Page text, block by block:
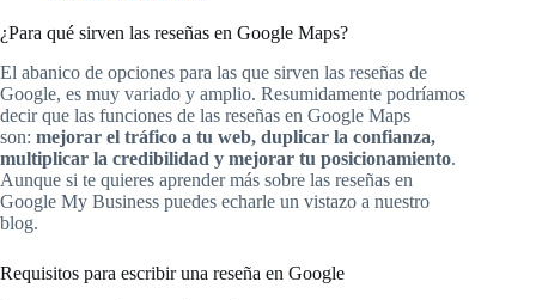
¿Para qué sirven las reseñas en Google Maps?
El abanico de opciones para las que sirven las reseñas de
Google, es muy variado y amplio. Resumidamente podríamos
decir que las funciones de las reseñas en Google Maps
son: mejorar el tráfico a tu web, duplicar la confianza,
multiplicar la credibilidad y mejorar tu posicionamiento.
Aunque si te quieres aprender más sobre las reseñas en
Google My Business puedes echarle un vistazo a nuestro
blog.
Requisitos para escribir una reseña en Google